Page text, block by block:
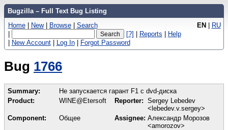
Bugzilla – Full Text Bug Listing
EN | RU
Home | New | Browse | Search
|
[?] | Reports | Help
| New Account | Log In | Forgot Password
Bug 1766
Summary:
Не запускается гарант F1 с dvd-диска
Product:
WINE@Etersoft Reporter: Sergey Lebedev
<lebedev.v.sergey>
Component:
Общее Assignee: Александр Морозов
<amorozov>